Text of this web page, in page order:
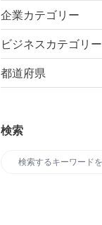
企業カテゴリー
ビジネスカテゴリー
都道府県
検索